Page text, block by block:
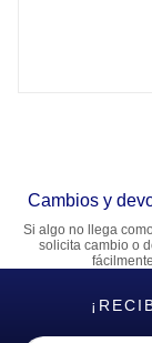
Cambios y
Si algo no llega
solicita cambio o